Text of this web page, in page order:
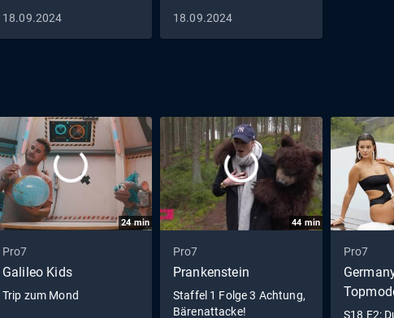
18.09.2024 18.09.2024
24min
Pro7
Galileo Kids
Trip zum Mond
44 min
Pro7
Prankenstein
Staffel 1 Folge 3 Achtung,
Bärenattacke!
Pro7
S18 E2: